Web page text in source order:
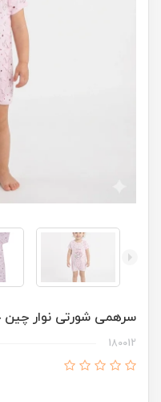
سرهمی شورتی نوار
180012